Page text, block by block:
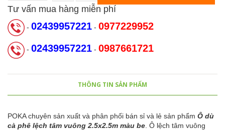
Tư vấn mua hàng miễn phí
- 02439957221 - 0977229952
- 02439957221 - 0987661721
THÔNG TIN SẢN PHẨM
POKAchuyên sản xuất và phân phối bán sỉ và lẻ sản phẩm Ô dù
cà phê lệch tâm vuông 2.5x2.5m màu be . Ô lệch tâm vuông